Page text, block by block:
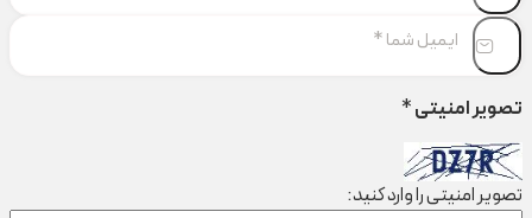
تصویر امنیتی*
تصویر امنیتی را وارد کنید: